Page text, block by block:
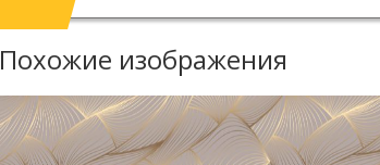
Похожие изображения